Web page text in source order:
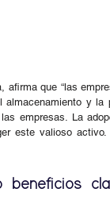
que “las
y
empresas. La
este valioso